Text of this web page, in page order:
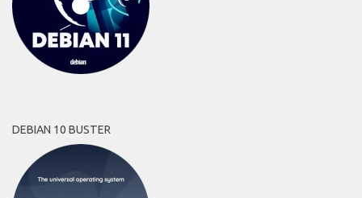
DEBIAN 10 BUSTER